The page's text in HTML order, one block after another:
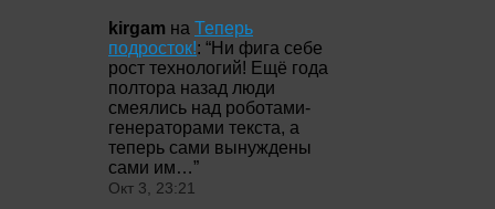
kirgam на Теперь
подросток!: “Ни фига себе
рост технологий! Ещё года
полтора назад люди
смеялись над роботами-
генераторами текста, а
теперь сами вынуждены
сами им…”
Окт 3, 23:21